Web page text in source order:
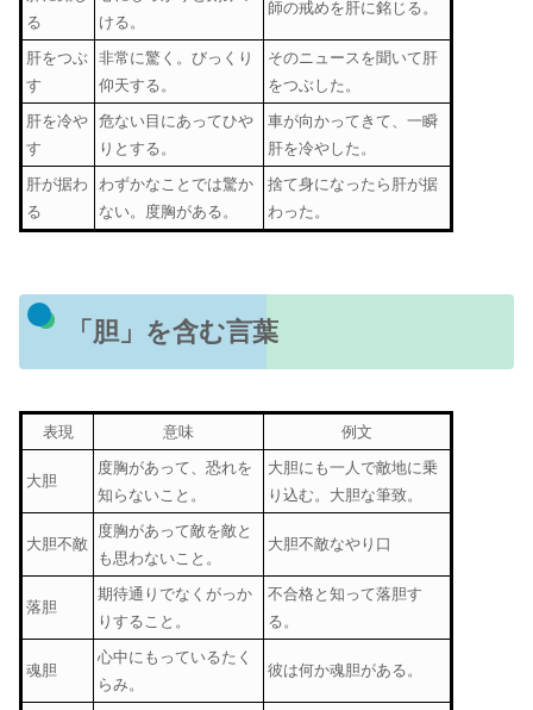
る
ける。
師の戒めを肝に銘じる。
肝をつぶ
す
非常に驚く。びっくり
仰天する。
そのニュースを聞いて肝
をつぶした。
肝を冷や
す
危ない目にあってひや
りとする。
車が向かってきて、一瞬
肝を冷やした。
肝が据わ
る
わずかなことでは驚か
ない。度胸がある。
捨て身になったら肝が据
わった。
「胆」を含む言葉
表現 意味 例文
大胆
度胸があって、恐れを
知らないこと。
大胆にも一人で敵地に乗
り込む。大胆な筆致。
大胆不敵
度胸があって敵を敵と
も思わないこと。
大胆不敵なやり口
落胆
期待通りでなくがっか
りすること。
不合格と知って落胆す
る。
魂胆
心中にもっているたく
らみ。
彼は何か魂胆がある。